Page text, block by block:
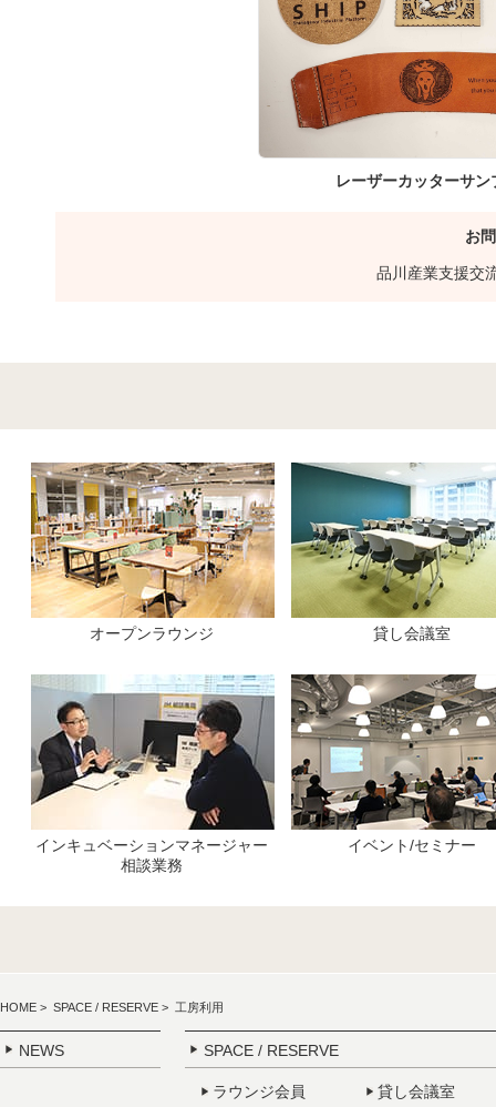
レーザーカッターサン
お
品川産業支援交
オープンラウンジ 貸し会議室
インキュベーションマネージャー
相談業務
イベント/セミナー
HOME > SPACE / RESERVE > 工房利用
NEWS SPACE / RESERVE
ラウンジ会員
貸し会議室